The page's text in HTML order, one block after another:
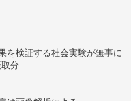
を検証する社会実験が無事に
分